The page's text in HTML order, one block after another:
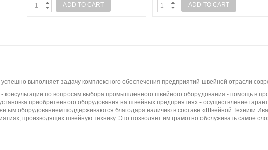
ADD TO CART ADD TO CART
выполняет задачу комплексного обеспечения предприятий швейной отрасли
- консультации по вопросам выбора промышленного швейного оборудования - помощь в
приобретенного оборудования на швейных предприятиях - осуществление
ым оборудованием поддерживаются благодаря наличию в составе «Швейной Техники
производящих швейную технику. Это позволяет им грамотно обслуживать самое